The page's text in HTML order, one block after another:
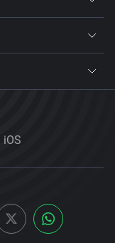
iOS